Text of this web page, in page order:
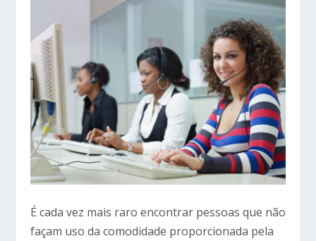
É cada vez mais raro encontrar pessoas que não
façam uso da comodidade proporcionada pela